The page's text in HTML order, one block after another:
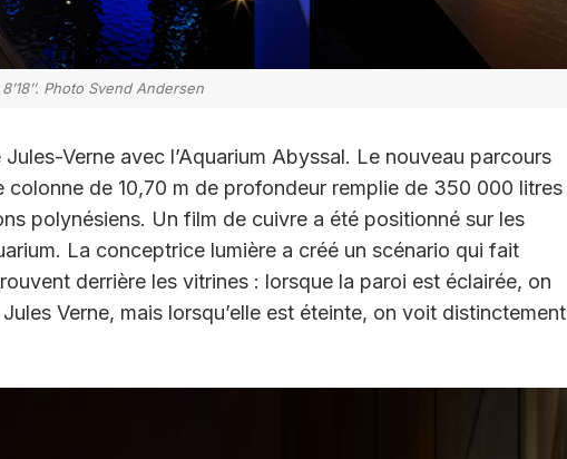
Photo Svend Andersen
Verne avec l’Aquarium Abyssal. Le nouveau parcours
colonne de 10,70 m de profondeur remplie de 350 000 litres
polynésiens. Un film de cuivre a été positionné sur les
La conceptrice lumière a créé un scénario qui fait
derrière les vitrines : lorsque la paroi est éclairée, on
Verne, mais lorsqu’elle est éteinte, on voit distinctement